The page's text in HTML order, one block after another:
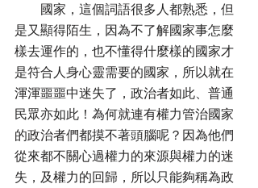
是又顯得陌生，因為不了解國家事怎麼
樣去運作的，也不懂得什麼樣的國家才
是符合人身心靈需要的國家，所以就在
渾渾噩噩中迷失了，政治者如此、普通
民眾亦如此！為何就連有權力管治國家
的政治者們都摸不著頭腦呢？因為他們
從來都不關心過權力的來源與權力的迷
失，及權力的回歸，所以只能夠稱為政